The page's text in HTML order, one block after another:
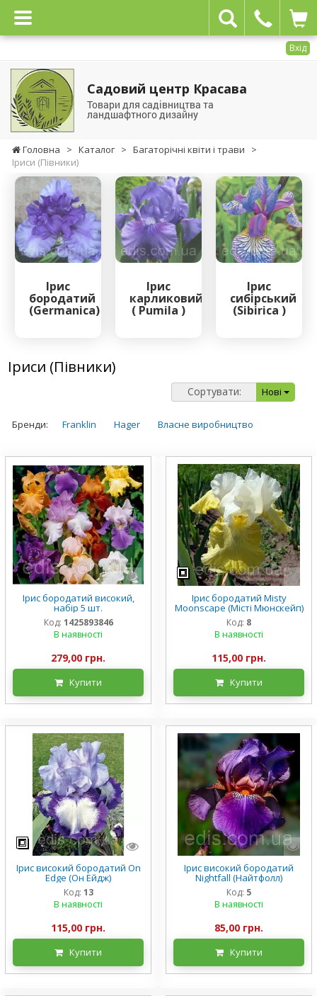
Вхід
Садовий центр Красава
Товари для садівництва та
ландшафтного дизайну
Головна > Каталог > Багаторічні квіти і трави
>
Іриси (Півники)
Ірис
бородатий
(Germanica)
Ірис
карликовий
( Pumila )
Ірис
сибірський
(Sibirica )
Іриси (Півники)
Сортувати: Нові
Бренди: Franklin Hager Власне виробництво
Ірис бородатий високий,
набір 5 шт.
Код: 1425893846
В наявності
279,00 грн.
Купити
Ірис бородатий Misty
Moonscape (Місті Мюнскейп)
Код: 8
В наявності
115,00 грн.
Купити
Ірис високий бородатий On
Edge (Он Ейдж)
Код: 13
В наявності
115,00 грн.
Купити
Ірис високий бородатий
Nightfall (Найтфолл)
Код: 5
В наявності
85,00 грн.
Купити